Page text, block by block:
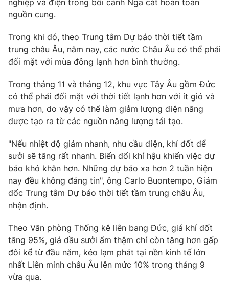
VTV9
Liên hệ tòa soạn English
THỜI BÁO VTV
Theo dõi báo trên
Cơ quan chủ quản:Đài Truyền hình Việt Nam
Cơ quan báo chí: Thời báo VTV
Giấy phép hoạt động báo in và báo điện tử số 483/GP-BTTTT
Tổng Biên tập: Vũ Thanh Thủy
Phó Tổng Biên tập:
Nguyễn Thị Mỹ Hạnh, Phạm Quốc Thắng,
Nguyễn Trọng Ninh
Tổng đài VTV:
nguồn cung.
Trong khi đó, theo Trung tâm Dự báo thời tiết tầm
trung châu Âu, năm nay, các nước Châu Âu có thể phải
đối mặt với mùa đông lạnh hơn bình thường.
Trong tháng 11 và tháng 12, khu vực Tây Âu gồm Đức
có thể phải đối mặt với thời tiết lạnh hơn với ít gió và
mưa hơn, do vậy có thể làm giảm lượng điện năng
được tạo ra từ các nguồn năng lượng tái tạo.
"Nếu nhiệt độ giảm nhanh, nhu cầu điện, khí đốt để
sưởi sẽ tăng rất nhanh. Biến đổi khí hậu khiến việc dự
báo khó khăn hơn. Những dự báo xa hơn 2 tuần hiện
nay đều không đáng tin", ông Carlo Buontempo, Giám
đốc Trung tâm Dự báo thời tiết tầm trung châu Âu,
nhận định.
Theo Văn phòng Thống kê liên bang Đức, giá khí đốt
tăng 95%, giá dầu sưởi ẩm thậm chí còn tăng hơn gấp
đôi kể từ đầu năm, kéo lạm phát tại nền kinh tế lớn
nhất Liên minh châu Âu lên mức 10% trong tháng 9
vừa qua.